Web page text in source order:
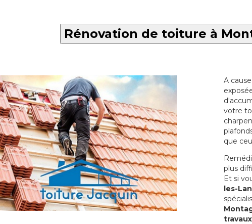
Rénovation de toiture à
A
votre
que
plus
Et si
les-